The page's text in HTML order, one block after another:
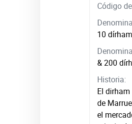
Código
10
& 200
Historia:
El
de
el